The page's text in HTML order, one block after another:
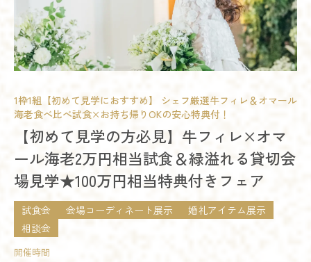
詳細を見る
予約する
試食会 会場コーディネート展示
婚礼アイテム展示
相談会
開催時間
17:00 - 20:00
残席◯あり △残りわずか×満席
詳細を見る
模擬挙式 模擬披露宴
試食会
会場コーディネート展示
婚礼アイテム展示
相談会
お得なご来館特典プレゼント
開催時間
09:00 - 12:00
10:00 - 13:00
14:00 - 17:00
15:00 - 16:00
18:00 - 21:00
残席◯あり
1枠1組【初めて見学におすすめ】 シェフ厳選牛フィレ＆オマール
海老食べ比べ試食×お持ち帰りOKの安心特典付！
【初めて見学の方必見】牛フィレ×オマ
ール海老2万円相当試食＆緑溢れる貸切会
場見学★100万円相当特典付きフェア
試食会 会場コーディネート展示
婚礼アイテム展示
相談会
開催時間